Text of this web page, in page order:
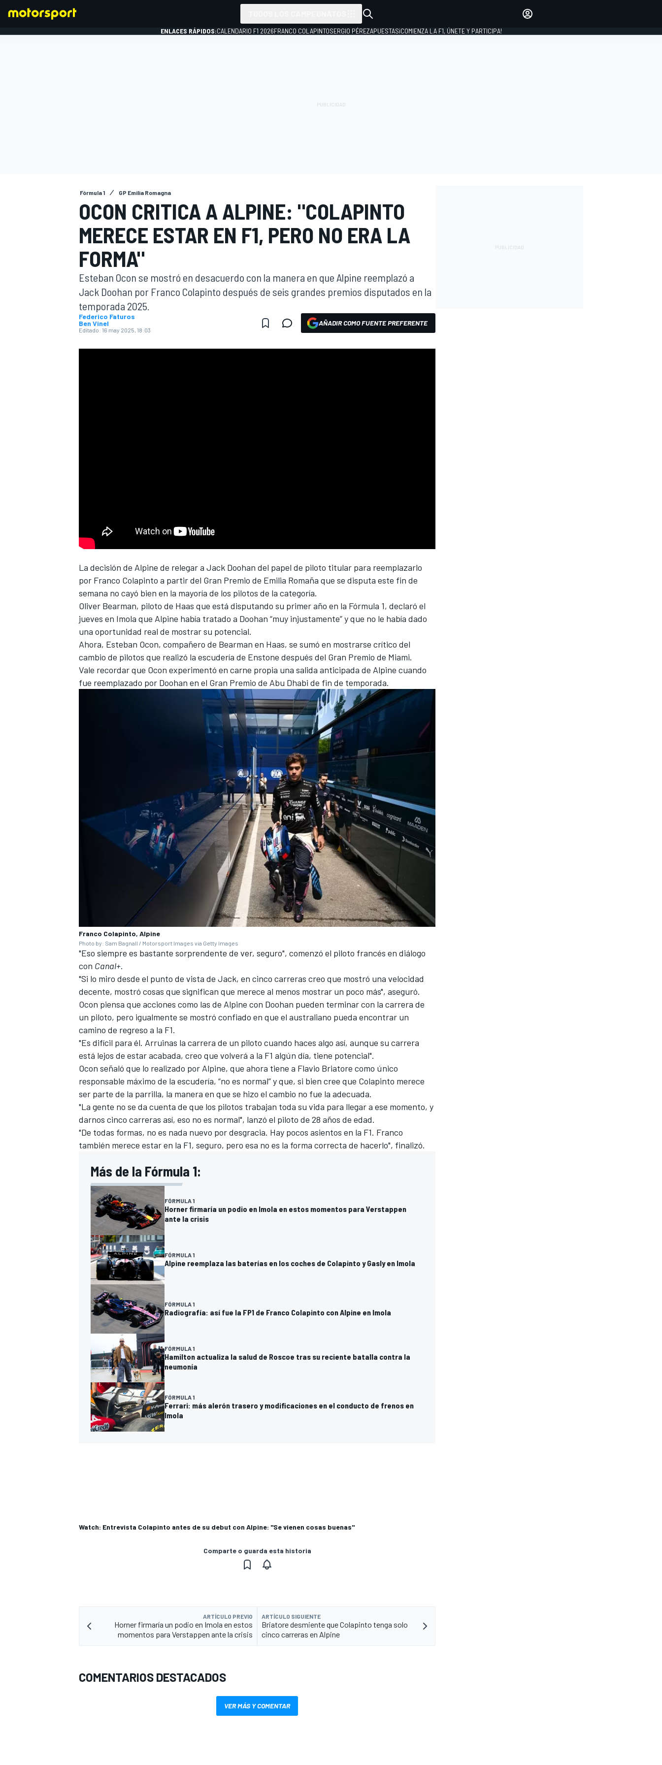
INDYCAR
NASCAR CUP
FÓRMULA E
WRC
MÁS CATEGORÍAS
INICIAR SESIÓN
ENLACES RÁPIDOS:CALENDARIO F1 2026FRANCO COLAPINTOSERGIO PÉREZAPUESTAS¡COMIENZA LA F1, ÚNETE Y PARTICIPA!
Fórmula 1 GP Emilia Romagna
OCON CRITICA A ALPINE: "COLAPINTO
MERECE ESTAR EN F1, PERO NO ERA LA
FORMA"
Esteban Ocon se mostró en desacuerdo con la manera en que Alpine reemplazó a
Jack Doohan por Franco Colapinto después de seis grandes premios disputados en la
temporada 2025.
Federico Faturos
Ben Vinel
Editado: 16 may 2025, 18:03
AÑADIR COMO FUENTE PREFERENTE
La decisión de Alpine de relegar a Jack Doohan del papel de piloto titular para reemplazarlo
por Franco Colapinto a partir del Gran Premio de Emilia Romaña que se disputa este fin de
semana no cayó bien en la mayoría de los pilotos de la categoría.
Oliver Bearman, piloto de Haas que está disputando su primer año en la Fórmula 1, declaró el
jueves en Imola que Alpine había tratado a Doohan “muy injustamente” y que no le había dado
una oportunidad real de mostrar su potencial.
Ahora, Esteban Ocon, compañero de Bearman en Haas, se sumó en mostrarse crítico del
cambio de pilotos que realizó la escudería de Enstone después del Gran Premio de Miami.
Vale recordar que Ocon experimentó en carne propia una salida anticipada de Alpine cuando
fue reemplazado por Doohan en el Gran Premio de Abu Dhabi de fin de temporada.
Franco Colapinto, Alpine
Photo by: Sam Bagnall / Motorsport Images via Getty Images
"Eso siempre es bastante sorprendente de ver, seguro", comenzó el piloto francés en diálogo
con Canal+.
"Si lo miro desde el punto de vista de Jack, en cinco carreras creo que mostró una velocidad
decente, mostró cosas que significan que merece al menos mostrar un poco más", aseguró.
Ocon piensa que acciones como las de Alpine con Doohan pueden terminar con la carrera de
un piloto, pero igualmente se mostró confiado en que el australiano pueda encontrar un
camino de regreso a la F1.
"Es difícil para él. Arruinas la carrera de un piloto cuando haces algo así, aunque su carrera
está lejos de estar acabada, creo que volverá a la F1 algún día, tiene potencial".
Ocon señaló que lo realizado por Alpine, que ahora tiene a Flavio Briatore como único
responsable máximo de la escudería, “no es normal” y que, si bien cree que Colapinto merece
ser parte de la parrilla, la manera en que se hizo el cambio no fue la adecuada.
"La gente no se da cuenta de que los pilotos trabajan toda su vida para llegar a ese momento, y
darnos cinco carreras así, eso no es normal", lanzó el piloto de 28 años de edad.
"De todas formas, no es nada nuevo por desgracia. Hay pocos asientos en la F1. Franco
también merece estar en la F1, seguro, pero esa no es la forma correcta de hacerlo", finalizó.
Más de la Fórmula 1:
FÓRMULA 1
Horner firmaría un podio en Imola en estos momentos para Verstappen
ante la crisis
FÓRMULA 1
Alpine reemplaza las baterías en los coches de Colapinto y Gasly en Imola
FÓRMULA 1
Radiografía: así fue la FP1 de Franco Colapinto con Alpine en Imola
FÓRMULA 1
Hamilton actualiza la salud de Roscoe tras su reciente batalla contra la
neumonía
FÓRMULA 1
Ferrari: más alerón trasero y modificaciones en el conducto de frenos en
Imola
Watch: Entrevista Colapinto antes de su debut con Alpine: "Se vienen cosas buenas"
Comparte o guarda esta historia
ARTÍCULO PREVIO
Horner firmaría un podio en Imola en estos
momentos para Verstappen ante la crisis
ARTÍCULO SIGUIENTE
Briatore desmiente que Colapinto tenga solo
cinco carreras en Alpine
COMENTARIOS DESTACADOS
VER MÁS Y COMENTAR